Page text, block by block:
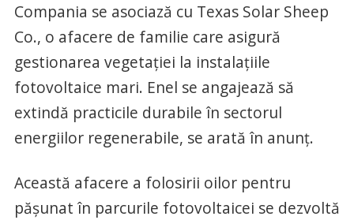
Compania se asociază cu Texas Solar Sheep
Co., o afacere de familie care asigură
gestionarea vegetației la instalațiile
fotovoltaice mari. Enel se angajează să
extindă practicile durabile în sectorul
energiilor regenerabile, se arată în anunț.
Această afacere a folosirii oilor pentru
pășunat în parcurile fotovoltaicei se dezvoltă